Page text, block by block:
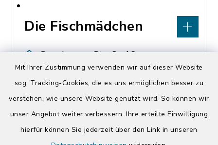
Mit Ihrer Zustimmung verwenden wir auf dieser Website
sog. Tracking-Cookies, die es uns ermöglichen besser zu
verstehen, wie unsere Website genutzt wird. So können wir
unser Angebot weiter verbessern. Ihre erteilte Einwilligung
hierfür können Sie jederzeit über den Link in unseren
Die Fischmädchen
Segeberger Straße 19,
23829 Wittenborn